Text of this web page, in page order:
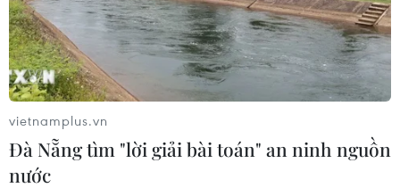
Thị trường vaccine thế giới chuyển
hướng sang người cao tuổi
08/08/2026 15:01
Chuyên gia Nhật Bản nói Việt Nam
nên ưu tiên sản xuất và đóng gói chip
bán dẫn
vietnamplus.vn
Đà Nẵng tìm "lời giải bài toán" an ninh nguồn
nước